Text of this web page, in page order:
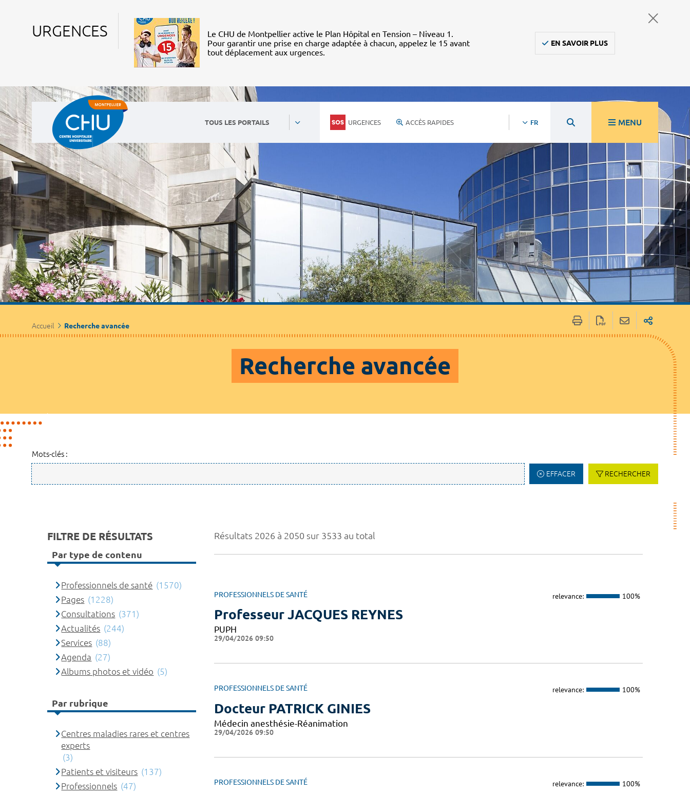
URGENCES
Le CHU de Montpellier active le Plan Hôpital en Tension – Niveau 1.
Pour garantir une prise en charge adaptée à chacun, appelez le 15 avant
tout déplacement aux urgences.
EN SAVOIR PLUS
TOUS LES PORTAILS URGENCES ACCÈS RAPIDES FR MENU
Accueil Recherche avancée
Recherche avancée
Mots-clés :
EFFACER RECHERCHER
Résultats 2026 à 2050 sur 3533 au total
PROFESSIONNELS DE SANTÉ relevance: 100%
Professeur JACQUES REYNES
PUPH
29/04/2026 09:50
PROFESSIONNELS DE SANTÉ relevance: 100%
Docteur PATRICK GINIES
Médecin anesthésie-Réanimation
29/04/2026 09:50
PROFESSIONNELS DE SANTÉ relevance: 100%
FILTRE DE RÉSULTATS
Par type de contenu
Professionnels de santé (1570)
Pages (1228)
Consultations (371)
Actualités (244)
Services (88)
Agenda (27)
Albums photos et vidéo (5)
Par rubrique
Centres maladies rares et centres
experts
(3)
Patients et visiteurs (137)
Professionnels (47)